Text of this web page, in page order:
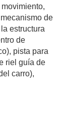
de
estructura
de
pista para
riel guía de
carro),